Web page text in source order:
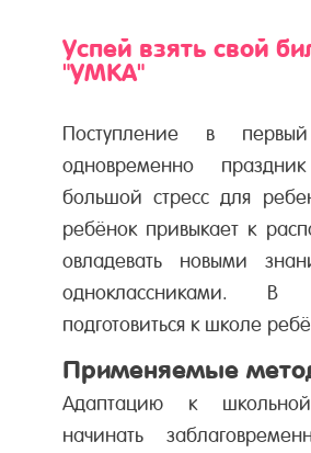
Успей взять свой
"УМКА"
Поступление в
одновременно
большой стресс для
ребёнок привыкает к
овладевать новыми
одноклассниками.
подготовиться к школе
Применяемые
Адаптацию к
начинать